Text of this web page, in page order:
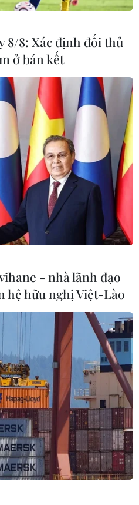
MỤC
tin 7 cá
nguồn gốc
chung cư
chiếm
cướp
Huê Viên
nghiêm
sở hữu
quy
Cảnh
8/8: Xác định đối thủ
ở bán kết
- nhà lãnh đạo
hệ hữu nghị Việt-Lào